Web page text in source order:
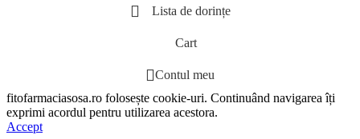
Lista de dorințe
Cart
Contul meu
fitofarmaciasosa.ro folosește cookie-uri. Continuând navigarea îți
exprimi acordul pentru utilizarea acestora.
Accept